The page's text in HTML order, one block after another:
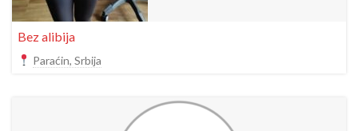
Bez alibija
Paraćin, Srbija